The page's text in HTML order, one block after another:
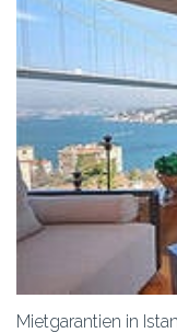
Mietgarantien in